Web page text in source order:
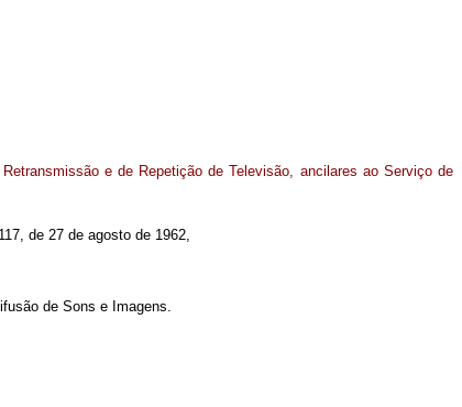
e de Repetição de Televisão, ancilares ao Serviço de
de 27 de agosto de 1962,
de Sons e Imagens.